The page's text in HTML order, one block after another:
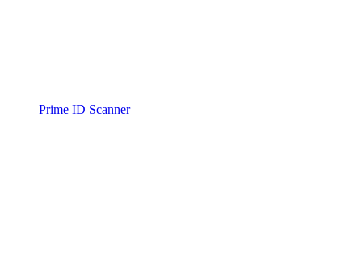
Prime ID Scanner